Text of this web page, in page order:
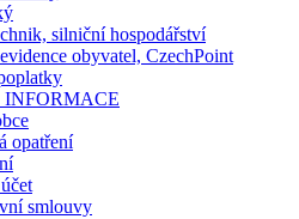
silniční hospodářství
obyvatel, CzechPoint
opatření
smlouvy